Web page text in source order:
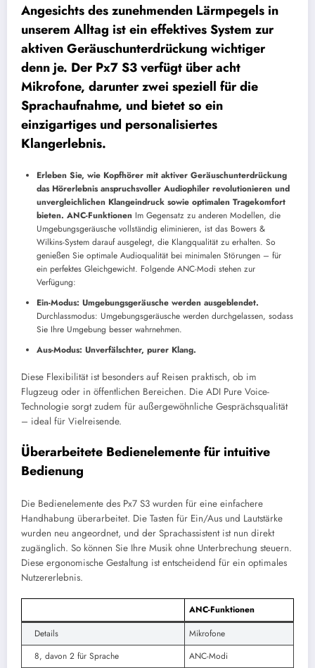
Angesichts des zunehmenden Lärmpegels in
unserem Alltag ist ein effektives System zur
aktiven Geräuschunterdrückung wichtiger
denn je. Der Px7 S3 verfügt über acht
Mikrofone, darunter zwei speziell für die
Sprachaufnahme, und bietet so ein
einzigartiges und personalisiertes
Klangerlebnis.
Erleben Sie, wie Kopfhörer mit aktiver Geräuschunterdrückung
das Hörerlebnis anspruchsvoller Audiophiler revolutionieren und
unvergleichlichen Klangeindruck sowie optimalen Tragekomfort
bieten. ANC-Funktionen Im Gegensatz zu anderen Modellen, die
Umgebungsgeräusche vollständig eliminieren, ist das Bowers &
Wilkins-System darauf ausgelegt, die Klangqualität zu erhalten. So
genießen Sie optimale Audioqualität bei minimalen Störungen – für
ein perfektes Gleichgewicht. Folgende ANC-Modi stehen zur
Verfügung:
Ein-Modus: Umgebungsgeräusche werden ausgeblendet.
Durchlassmodus: Umgebungsgeräusche werden durchgelassen, sodass
Sie Ihre Umgebung besser wahrnehmen.
Aus-Modus: Unverfälschter, purer Klang.
Diese Flexibilität ist besonders auf Reisen praktisch, ob im
Flugzeug oder in öffentlichen Bereichen. Die ADI Pure Voice-
Technologie sorgt zudem für außergewöhnliche Gesprächsqualität
– ideal für Vielreisende.
Überarbeitete Bedienelemente für intuitive
Bedienung
Die Bedienelemente des Px7 S3 wurden für eine einfachere
Handhabung überarbeitet. Die Tasten für Ein/Aus und Lautstärke
wurden neu angeordnet, und der Sprachassistent ist nun direkt
zugänglich. So können Sie Ihre Musik ohne Unterbrechung steuern.
Diese ergonomische Gestaltung ist entscheidend für ein optimales
Nutzererlebnis.
ANC-Funktionen
Details
Mikrofone
8, davon 2 für Sprache
ANC-Modi